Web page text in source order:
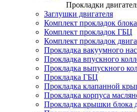
Прокладки
Заглушки двигателя
Комплект прокладок
Комплект прокладок ГБЦ
Комплект прокладок
Прокладка вакуумного
Прокладка впускного
Прокладка выпускного
Прокладка ГБЦ
Прокладка клапанной
Прокладка корпуса
Прокладка крышки блока